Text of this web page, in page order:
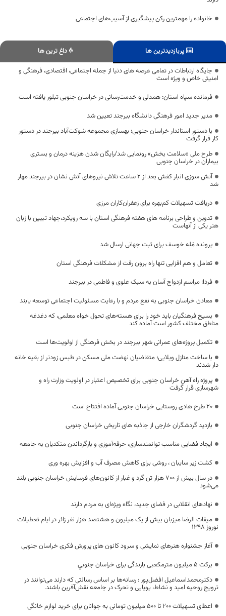
خانواده را مهمترین رکن پیشگیری از آسیب‌های اجتماعی
پربازدیدترین ها
داغ ترین ها
جایگاه ارتباطات در تمامی عرصه های دنیا از جمله اجتماعی، اقتصادی، فرهنگی و
امنیتی خاص و ویژه است
فرمانده سپاه استان: همدلی و خدمت‌رسانی در خراسان جنوبی تبلور یافته است
مدیر جدید امور فرهنگی دانشگاه بیرجند تعیین شد
با دستور استاندار خراسان جنوبی؛ بهسازی مجموعه شوکت‌آباد بیرجند در دستور
کار قرار گرفت
طرح ملی «سلامت بخش» رونمایی شد/رایگان شدن هزینه درمان و بستری
بیماران در خراسان جنوبی
آتش سوزی انبار کفش بعد از ۲ ساعت تلاش نیروهای آتش نشان در بیرجند مهار
شد
دریافت تسهیلات کم‌بهره برای زعفران‌کاران مرزی
تدوین و طراحی برنامه های هفته فرهنگی استان با سه رویکرد،جهاد تبیین با زبان
هنر یکی از آنهاست
پرونده مَله خوسف برای ثبت جهانی ارسال شد
تعامل و هم افزایی تنها راه برون رفت از مشکلات فرهنگی استان
فردا؛ مراسم ازدواج آسان به سبک علوی و فاطمی در بیرجند
معادن خراسان جنوبی به نفع مردم و با رعایت مسئولیت اجتماعی توسعه یابند
بسیج فرهنگیان باید خود را برای هسته‌های تحول خواه معلمی، که دغدغه
مناطق مختلف کشور است آماده کند
تکمیل پروژه‌های عمرانی شهر بیرجند در بخش فرهنگی از اولویت‌ها است
با ساخت منازل ویلایی؛ متقاضیان نهضت ملی مسکن در طبس زودتر از بقیه خانه
دار شدند
پروژه راه آهن خراسان جنوبی برای تخصیص اعتبار در اولویت وزارت راه و
شهرسازی قرار گرفت
۲۰ طرح هادی روستایی خراسان جنوبی آماده افتتاح است
بازدید گردشگران خارجی از جاذبه های تاریخی خراسان جنوبی
ایجاد فضایی مناسب توانمندسازی، حرفه‌آموزی و بازگرداندن متکدیان به جامعه
کشت زیر سایبان ، روشی برای کاهش مصرف آب و افزایش بهره وری
در سال بیش از ۷۰۰ هزار تن گرد و غبار از کانون‌های فرسایش خراسان جنوبی بلند
می‌شود
نهادهای انقلابی در فضای جدید، نگاه ویژه‌ای به مردم دارند
میقات الرضا میزبان بیش از یک میلیون و هشتصد هزار نفر زائر در ایام تعطیلات
نوروز 1398
آغاز جشنواره هنرهای نمایشی و سرود کانون های پرورش فکری خراسان جنوبی
برکت 5 میلیون مترمکعبی بارندگی برای خراسان جنوبي
دکترمحمداسماعیل افضل‌پور : رسانه‌ها بر اساس رسالتی که دارند می‌توانند در
ترویج روحیه امید و نشاط، پویایی و تحرک در جامعه نقش‌آفرین باشند.
اعطای تسهیلات ۲۰۰ تا ۵۰۰ میلیون تومانی به جوانان برای خرید لوازم خانگی